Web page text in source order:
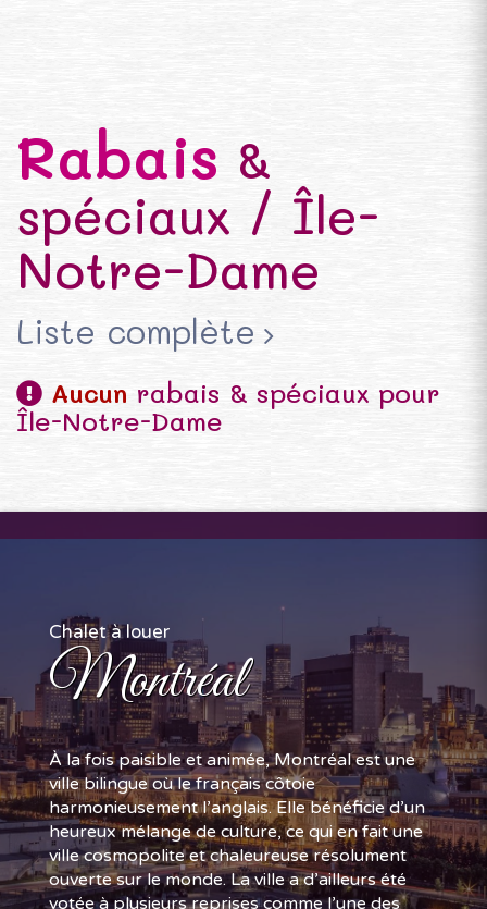
Rabais &
spéciaux / Île-
Notre-Dame
Liste complète
Aucun rabais & spéciaux pour
Île-Notre-Dame
Chalet à louer
Montréal
À la fois paisible et animée, Montréal est une
ville bilingue où le français côtoie
harmonieusement l’anglais. Elle bénéficie d’un
heureux mélange de culture, ce qui en fait une
ville cosmopolite et chaleureuse résolument
ouverte sur le monde. La ville a d’ailleurs été
votée à plusieurs reprises comme l’une des